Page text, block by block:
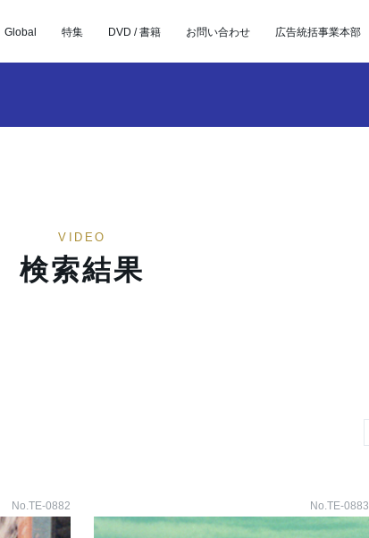
Global 特集 DVD / 書籍 お問い合わせ 広告統括事業本部
VIDEO
検索結果
No.TE-0882 No.TE-0883